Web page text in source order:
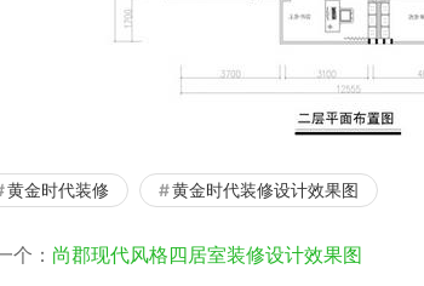
黄金时代装修 黄金时代装修设计效果图
个： 尚郡现代风格四居室装修设计效果图